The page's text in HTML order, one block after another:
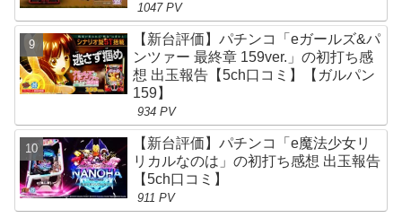
1047 PV
【新台評価】パチンコ「eガールズ&パ
ンツァー 最終章 159ver.」の初打ち感
想 出玉報告【5ch口コミ】【ガルパン
159】
934 PV
【新台評価】パチンコ「e魔法少女リ
リカルなのは」の初打ち感想 出玉報告
【5ch口コミ】
911 PV